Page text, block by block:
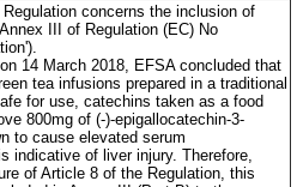
concerns the inclusion of
III of Regulation (EC) No
14 March 2018, EFSA concluded that
tea infusions prepared in a traditional
for use, catechins taken as a food
800mg of (-)-epigallocatechin-3-
to cause elevated serum
indicative of liver injury. Therefore,
of Article 8 of the Regulation, this